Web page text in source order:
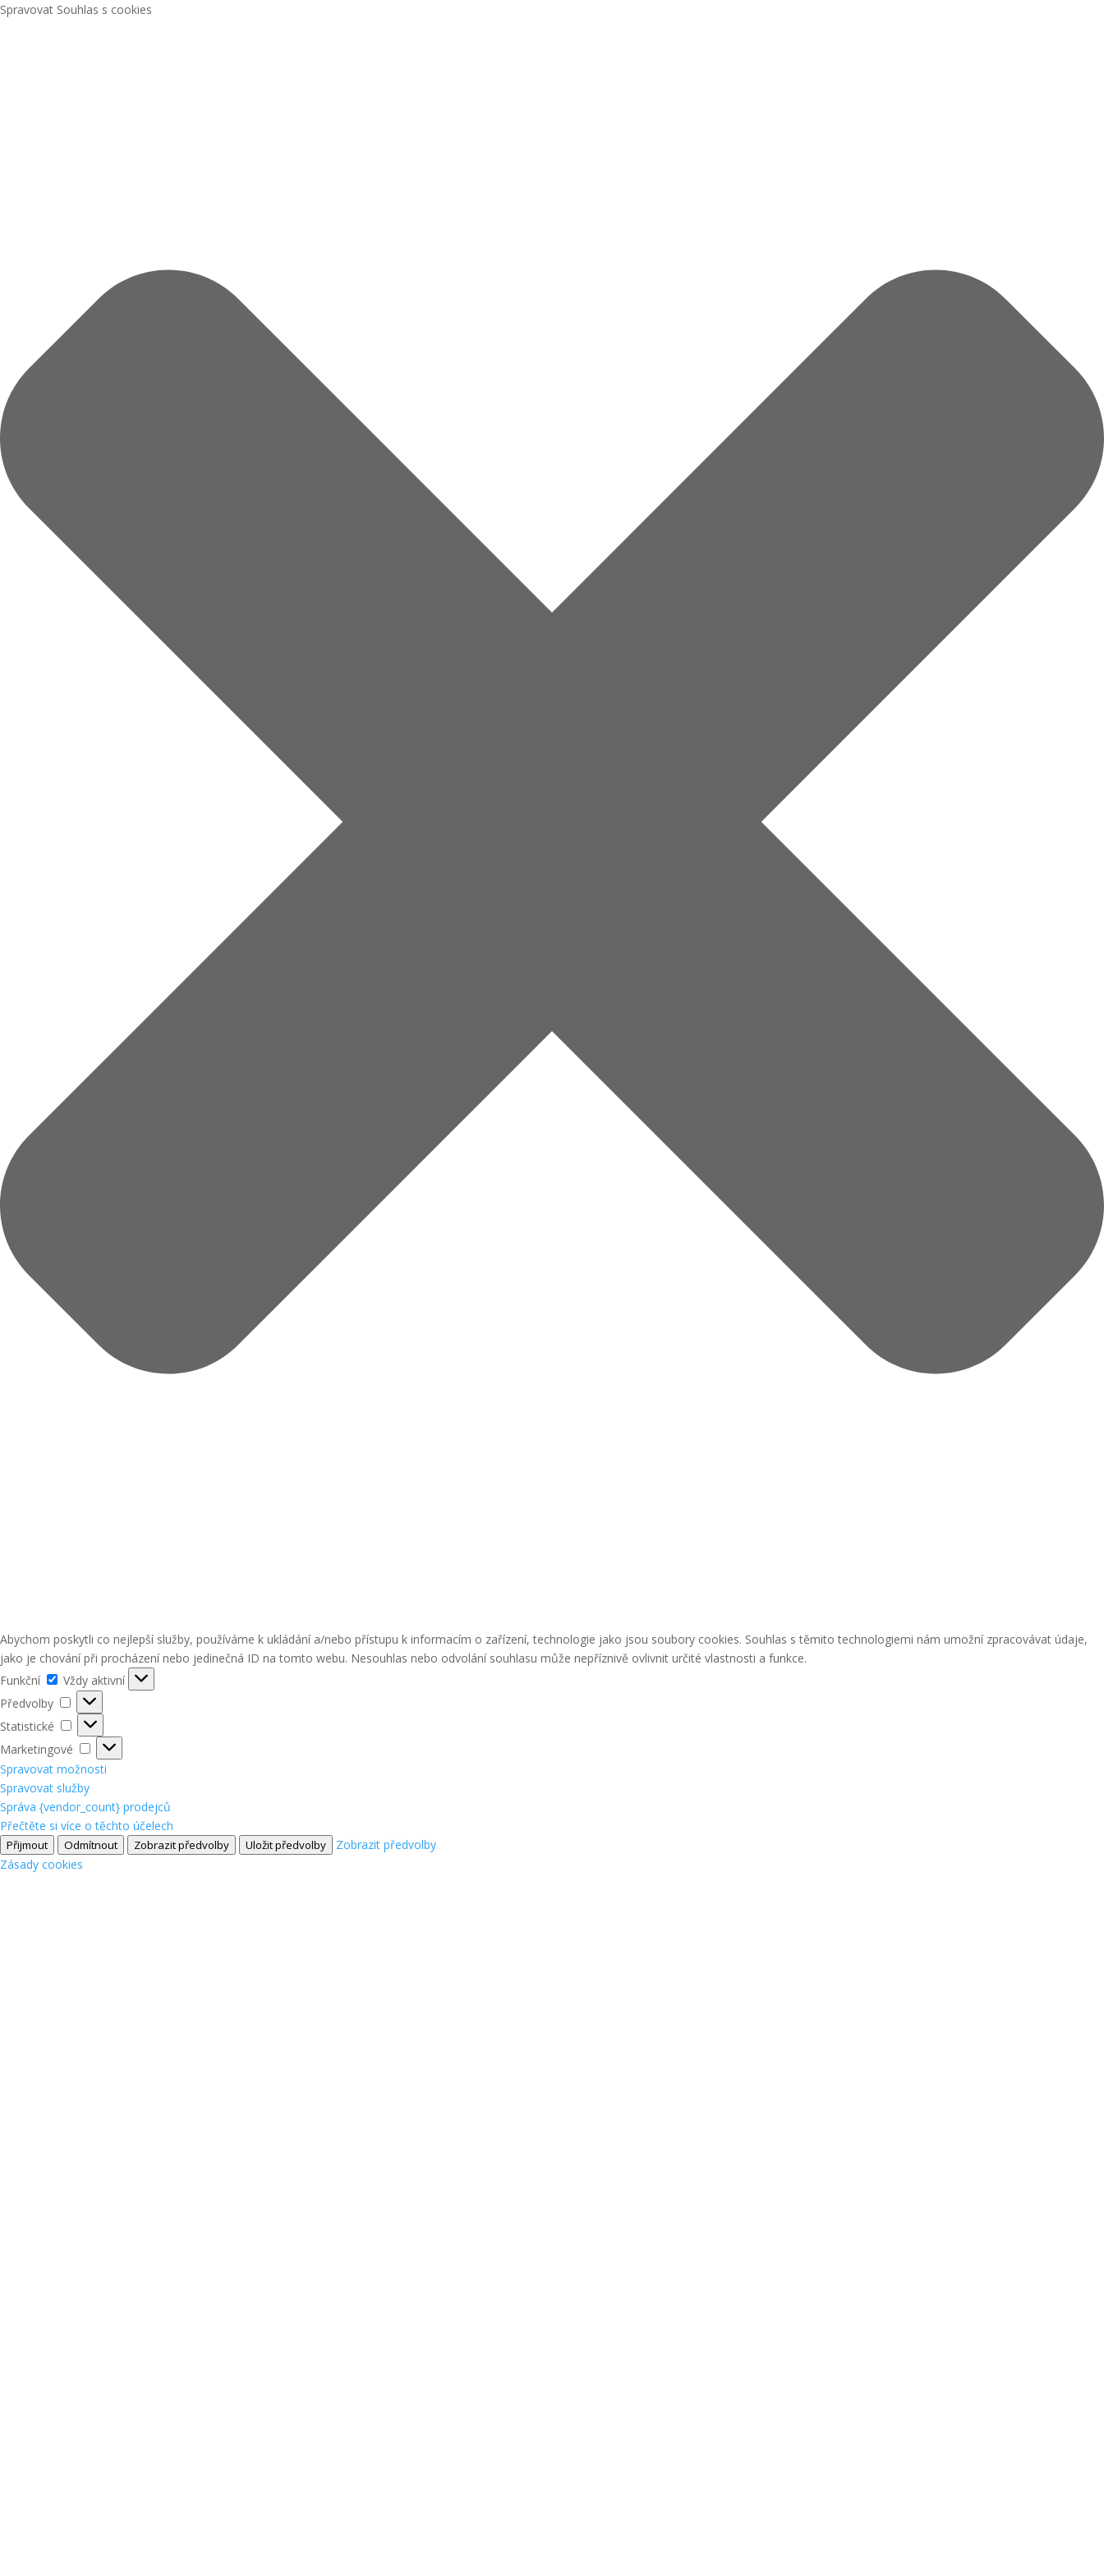
Spravovat Souhlas s cookies
Abychom poskytli co nejlepší služby, používáme k ukládání a/nebo přístupu k informacím o zařízení, technologie jako jsou soubory cookies. Souhlas s těmito technologiemi nám umožní zpracovávat údaje,
jako je chování při procházení nebo jedinečná ID na tomto webu. Nesouhlas nebo odvolání souhlasu může nepříznivě ovlivnit určité vlastnosti a funkce.
Funkční
Funkční
Vždy aktivní
Předvolby
Předvolby
Statistické
Statistické
Marketingové
Marketingové
Spravovat možnosti
Spravovat služby
Správa {vendor_count} prodejců
Přečtěte si více o těchto účelech
Přijmout Odmítnout Zobrazit předvolby Uložit předvolby
Zobrazit předvolby
Zásady cookies